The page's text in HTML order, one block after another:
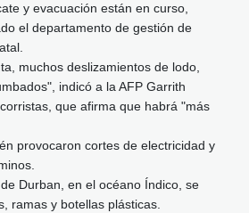
y evacuación están en curso,
el departamento de gestión de
muchos deslizamientos de lodo,
indicó a la AFP Garrith
que afirma que habrá "más
provocaron cortes de electricidad y
Durban, en el océano Índico, se
ramas y botellas plásticas.